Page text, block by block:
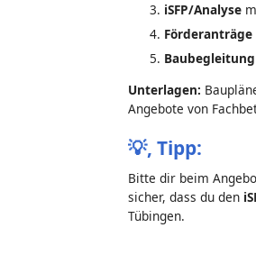
iSFP/Analyse
Förderanträge
Baubegleitung
Unterlagen:
Angebote von
💡, Tipp:
Bitte dir beim
sicher, dass du den
Tübingen.